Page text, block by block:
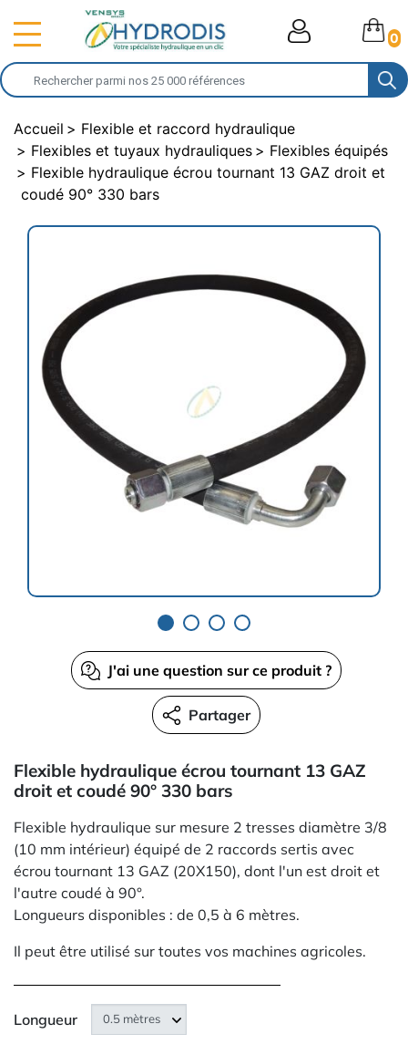
0
Accueil
Flexible et raccord hydraulique
Flexibles et tuyaux hydrauliques
Flexibles équipés
Flexible hydraulique écrou tournant 13 GAZ droit et
coudé 90° 330 bars
J'ai une question sur ce produit ?
Partager
Flexible hydraulique écrou tournant 13 GAZ
droit et coudé 90° 330 bars
Flexible hydraulique sur mesure 2 tresses diamètre 3/8
(10 mm intérieur) équipé de 2 raccords sertis avec
écrou tournant 13 GAZ (20X150), dont l'un est droit et
l'autre coudé à 90°.
Longueurs disponibles : de 0,5 à 6 mètres.
Il peut être utilisé sur toutes vos machines agricoles.
Longueur